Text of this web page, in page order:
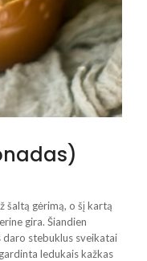
šaltą gėrimą, o šį kartą
gira. Šiandien
daro stebuklus sveikatai
ledukais kažkas